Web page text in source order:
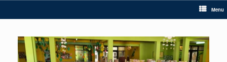
Menu